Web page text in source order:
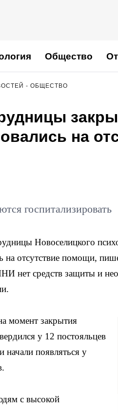
Общество
- ОБЩЕСТВО
на
госпитализировать
Новоселицкого
на отсутствие помощи,
нет средств защиты и
момент закрытия
у 12 постояльцев
появляться у
с высокой